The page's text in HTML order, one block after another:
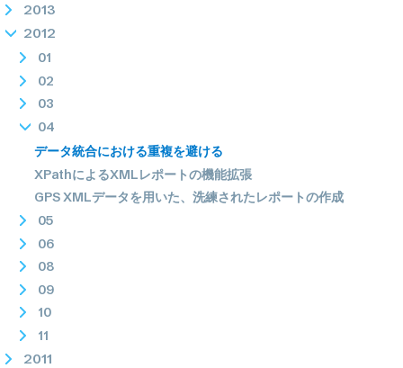
2013
2012
01
02
03
04
データ統合における重複を避ける
XPathによるXMLレポートの機能拡張
GPS XMLデータを用いた、洗練されたレポートの作成
05
06
08
09
10
11
2011